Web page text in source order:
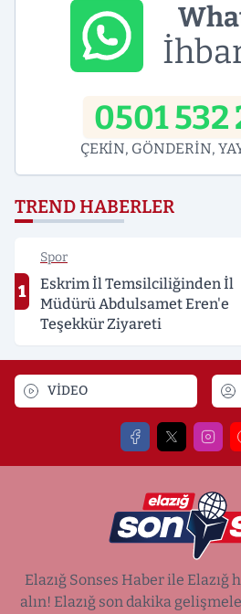
0501 532
ÇEKİN, GÖNDERİN,
TREND HABERLER
1
Spor
Eskrim İl Temsilciliğinden İl
Müdürü Abdulsamet Eren'e
Teşekkür Ziyareti
VİDEO
Elazığ Sonses Haber ile Elazığ
alın! Elazığ son dakika